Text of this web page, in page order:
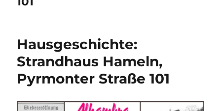
Hausgeschichte:
Strandhaus Hameln,
Pyrmonter Straße 101